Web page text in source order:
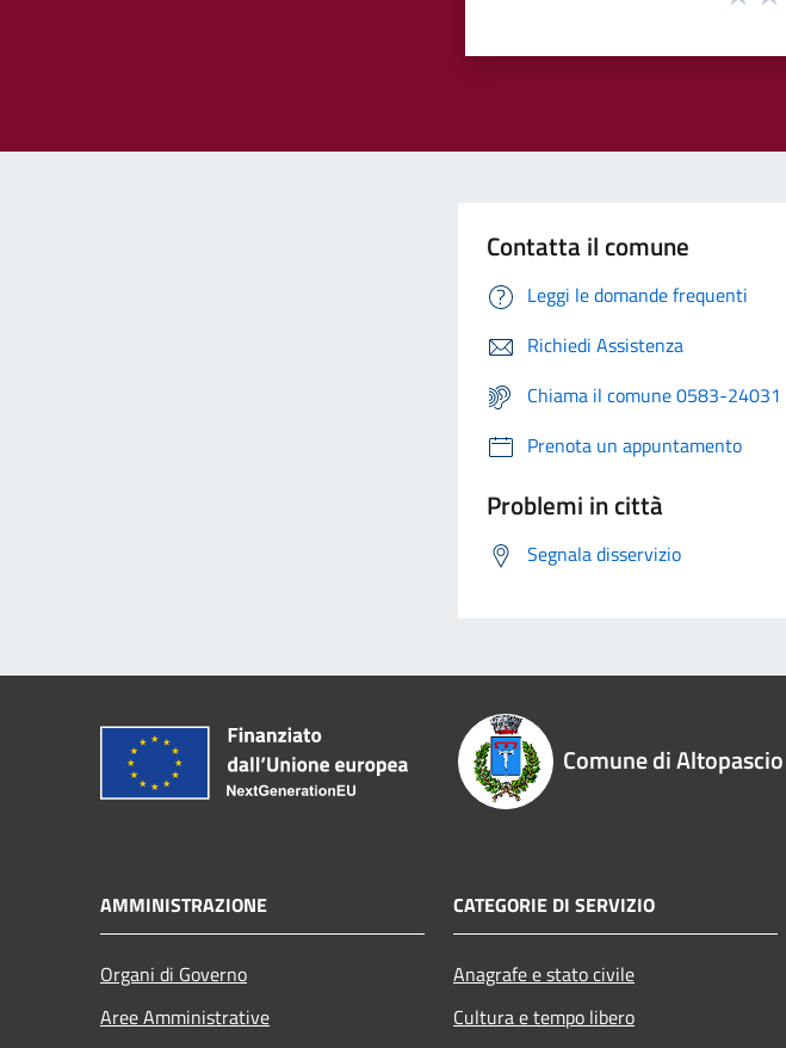
Contatta il comune
Leggi le domande frequenti
Richiedi Assistenza
Chiama il comune 0583-24031
Prenota un appuntamento
Problemi in città
Segnala disservizio
Comune di Altopascio
AMMINISTRAZIONE
Organi di Governo
Aree Amministrative
CATEGORIE DI SERVIZIO
Anagrafe e stato civile
Cultura e tempo libero